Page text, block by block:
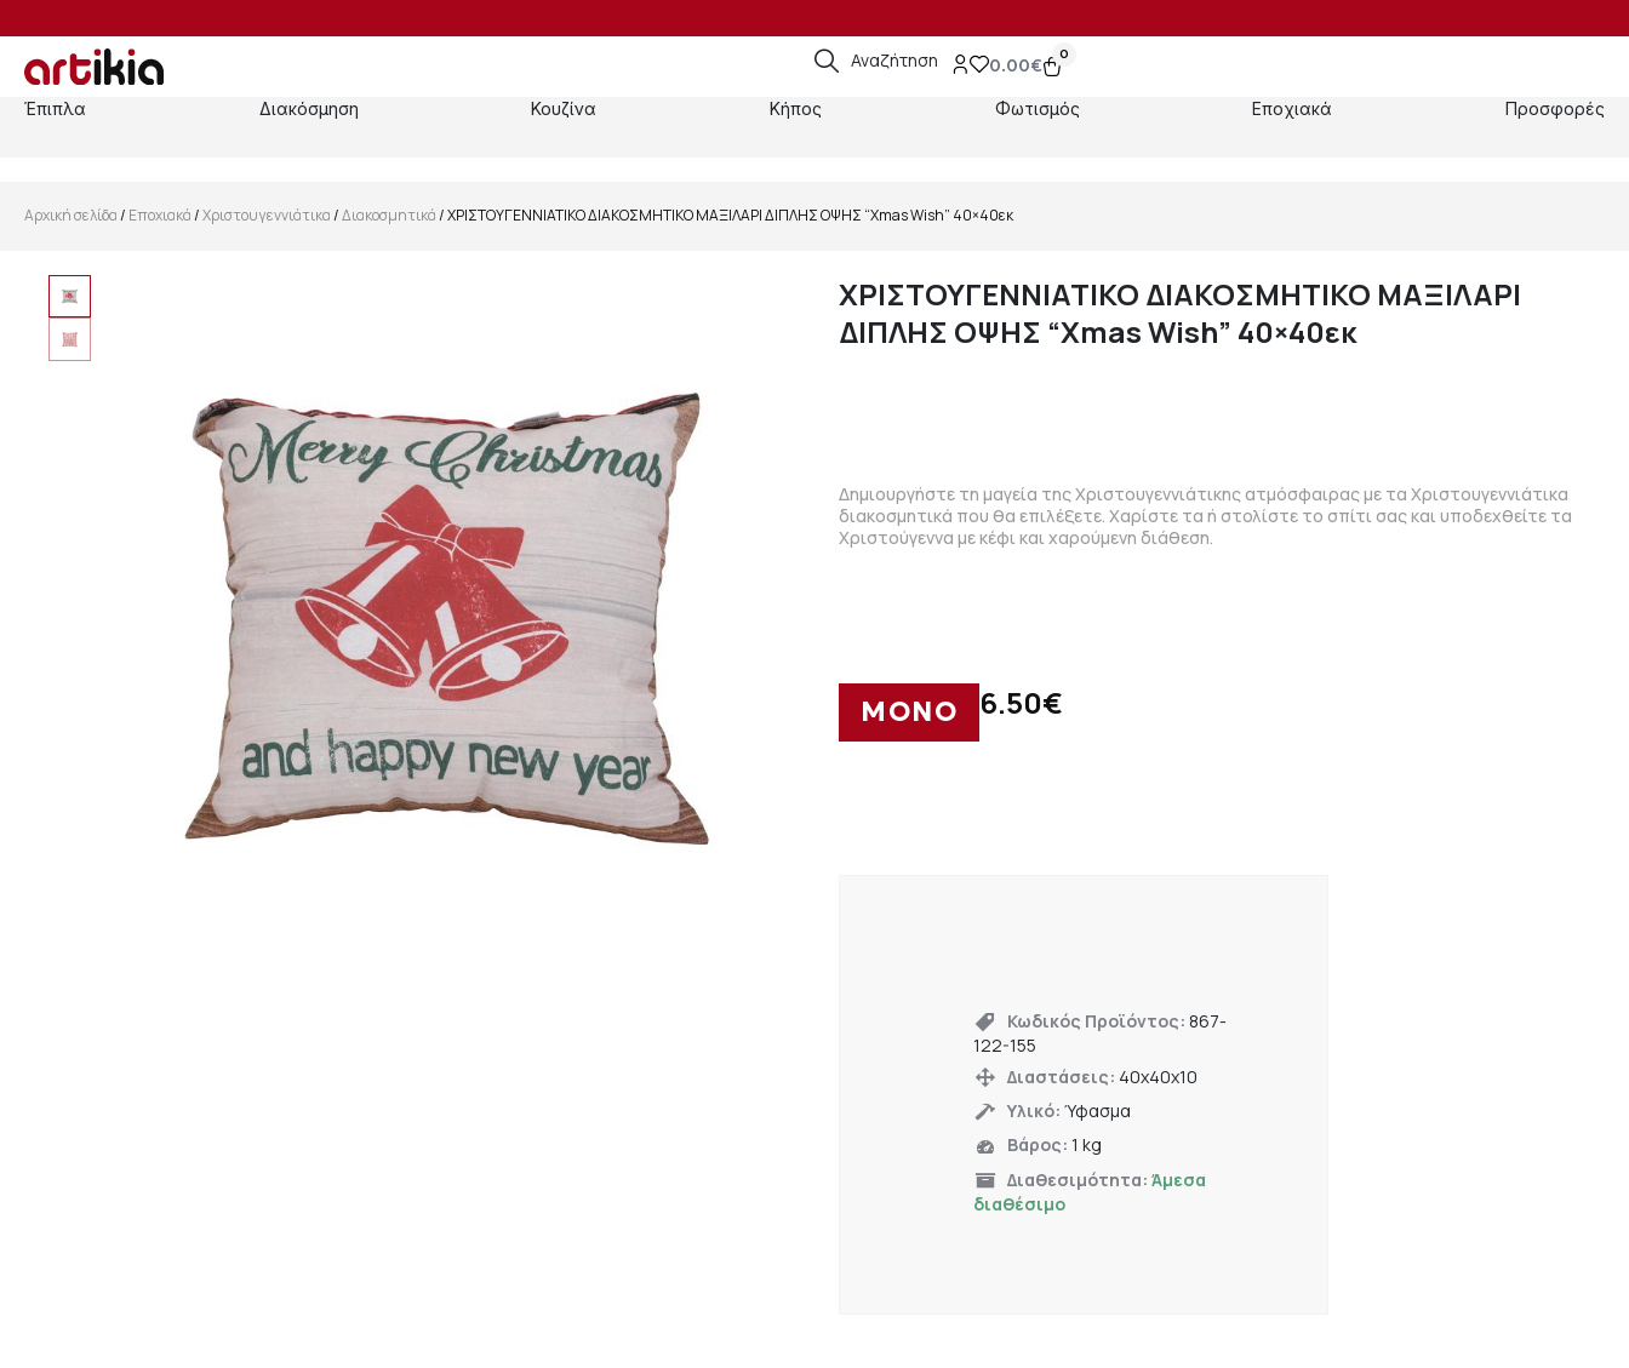
Αναζήτηση 0.00€
0
Έπιπλα Διακόσμηση Κουζίνα Κήπος Φωτισμός Εποχιακά Προσφορές
Αρχική σελίδα/ Εποχιακά/Χριστουγεννιάτικα/Διακοσμητικά/ ΧΡΙΣΤΟΥΓΕΝΝΙΑΤΙΚΟ ΔΙΑΚΟΣΜΗΤΙΚΟ ΜΑΞΙΛΑΡΙ ΔΙΠΛΗΣ ΟΨΗΣ “Xmas Wish” 40×40εκ
ΧΡΙΣΤΟΥΓΕΝΝΙΑΤΙΚΟ ΔΙΑΚΟΣΜΗΤΙΚΟ ΜΑΞΙΛΑΡΙ
ΔΙΠΛΗΣ ΟΨΗΣ “Xmas Wish” 40×40εκ
Δημιουργήστε τη μαγεία της Χριστουγεννιάτικης ατμόσφαιρας με τα Χριστουγεννιάτικα
διακοσμητικά που θα επιλέξετε. Χαρίστε τα ή στολίστε το σπίτι σας και υποδεχθείτε τα
Χριστούγεννα με κέφι και χαρούμενη διάθεση.
ΜΟΝΟ 6.50€
Κωδικός Προϊόντος:867-
122-155
Διαστάσεις: 40x40x10
Υλικό:Ύφασμα
Βάρος:1 kg
Διαθεσιμότητα:Άμεσα
διαθέσιμο